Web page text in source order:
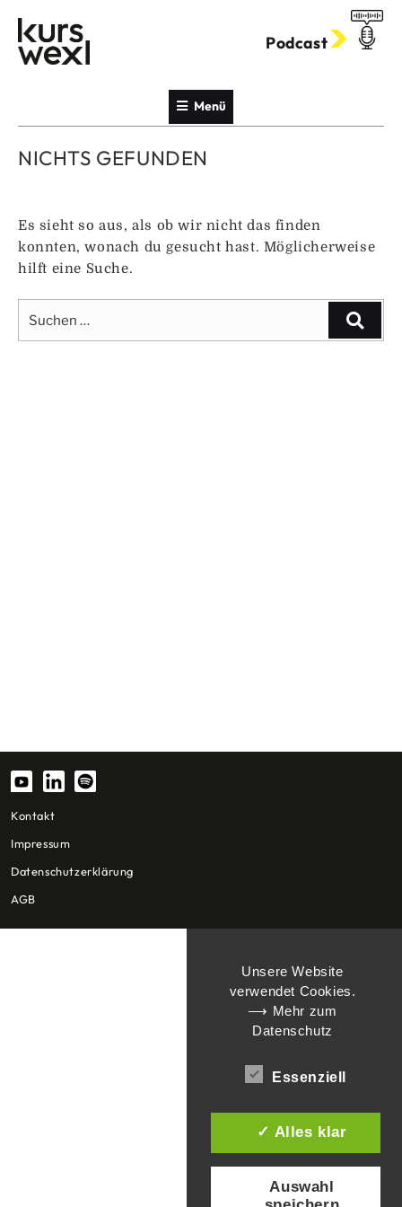
Inhalt
springen
Podcast
Menü
NICHTS GEFUNDEN
Es sieht so aus, als ob wir nicht das finden
konnten, wonach du gesucht hast. Möglicherweise
hilft eine Suche.
nach:
Suchen
Kontakt
Impressum
Datenschutzerklärung
AGB
Unsere Website
verwendet Cookies.
⟶ Mehr zum
Datenschutz
Essenziell
✓ Alles klar
Auswahl